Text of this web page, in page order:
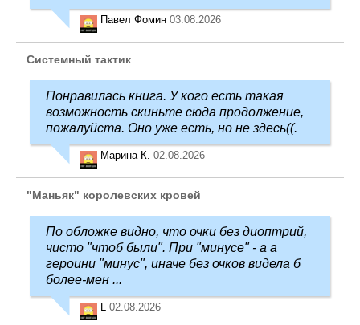
Павел Фомин 03.08.2026
Системный тактик
Понравилась книга. У кого есть такая
возможность скиньте сюда продолжение,
пожалуйста. Оно уже есть, но не здесь((.
Марина К. 02.08.2026
"Маньяк" королевских кровей
По обложке видно, что очки без диоптрий,
чисто "чтоб были". При "минусе" - а а
героини "минус", иначе без очков видела б
более-мен ...
L 02.08.2026